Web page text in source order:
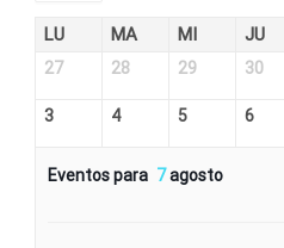
LU MA MI JU
27 28 29 30
3 4 5 6
Eventos para 7agosto